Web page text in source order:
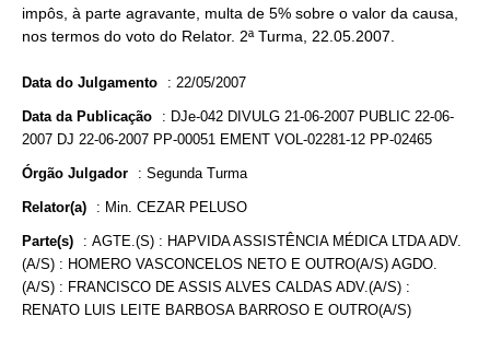
impôs, à parte agravante, multa de 5% sobre o valor da causa,
nos termos do voto do Relator. 2ª Turma, 22.05.2007.
Data do Julgamento : 22/05/2007
Data da Publicação : DJe-042 DIVULG 21-06-2007 PUBLIC 22-06-
2007 DJ 22-06-2007 PP-00051 EMENT VOL-02281-12 PP-02465
Órgão Julgador : Segunda Turma
Relator(a) : Min. CEZAR PELUSO
Parte(s) : AGTE.(S) : HAPVIDA ASSISTÊNCIA MÉDICA LTDA ADV.
(A/S) : HOMERO VASCONCELOS NETO E OUTRO(A/S) AGDO.
(A/S) : FRANCISCO DE ASSIS ALVES CALDAS ADV.(A/S) :
RENATO LUIS LEITE BARBOSA BARROSO E OUTRO(A/S)